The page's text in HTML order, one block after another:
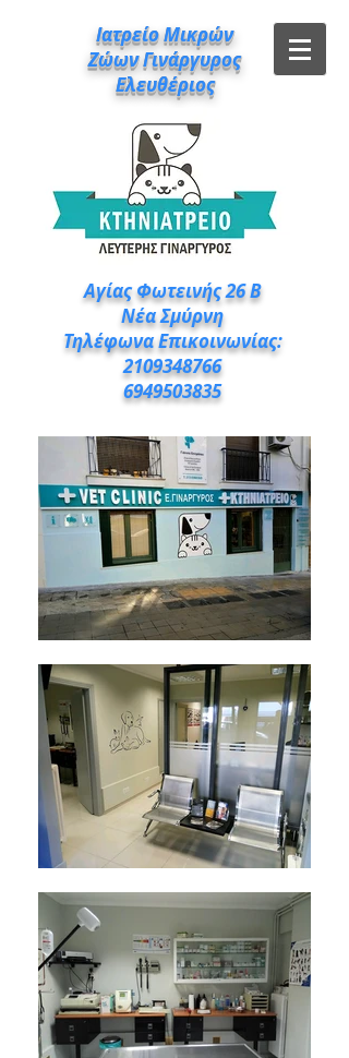
Ιατρείο Μικρών
Ζώων Γινάργυρος
Ελευθέριος
Αγίας Φωτεινής 26 Β
Νέα Σμύρνη
Τηλέφωνα Επικοινωνίας:
2109348766
6949503835